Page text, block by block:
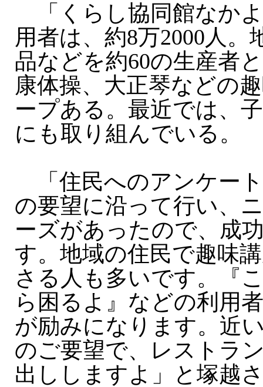
「くらし協同館なか
用者は、約8万2000人。
品などを約60の生産者
康体操、大正琴などの
ープある。最近では、
にも取り組んでいる。
「住民へのアンケート
の要望に沿って行い、ニ
ーズがあったので、成
す。地域の住民で趣味
さる人も多いです。『
ら困るよ』などの利用
が励みになります。近
のご要望で、レストラ
出ししますよ」と塚越